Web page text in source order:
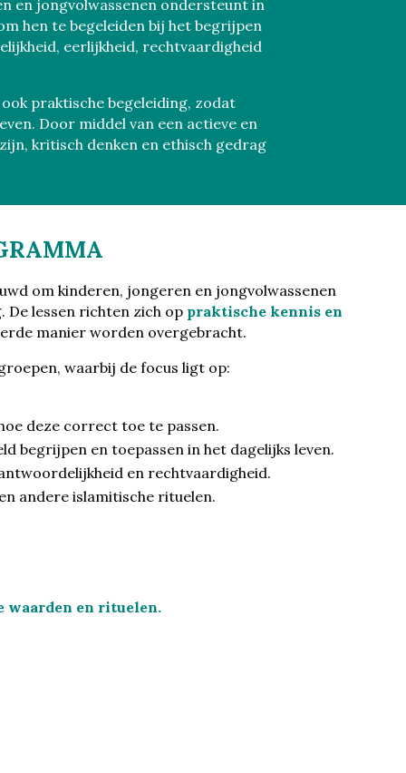
en jongvolwassenen ondersteunt in
hen te begeleiden bij het begrijpen
eerlijkheid, rechtvaardigheid
praktische begeleiding, zodat
Door middel van een actieve en
kritisch denken en ethisch gedrag
om kinderen, jongeren en jongvolwassenen
De lessen richten zich op praktische kennis en
manier worden overgebracht.
waarbij de focus ligt op:
deze correct toe te passen.
begrijpen en toepassen in het dagelijks leven.
en rechtvaardigheid.
andere islamitische rituelen.
waarden en rituelen.